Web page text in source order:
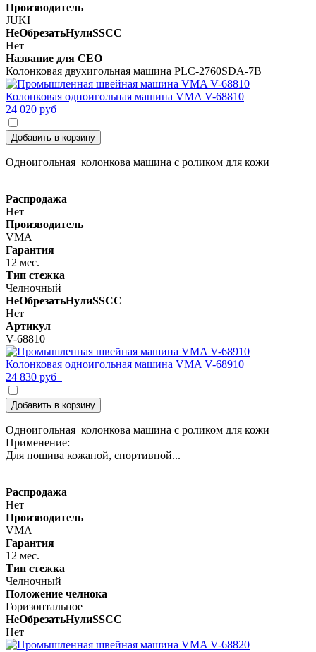
Производитель
JUKI
НеОбрезатьНулиSSCC
Нет
Название для СЕО
Колонковая двухигольная машина PLC-2760SDA-7B
Колонковая одноигольная машина VMA V-68810
24 020 руб
Добавить в корзину
Одноигольная колонкова машина с роликом для кожи
Распродажа
Нет
Производитель
VMA
Гарантия
12 мес.
Тип стежка
Челночный
НеОбрезатьНулиSSCC
Нет
Артикул
V-68810
Колонковая одноигольная машина VMA V-68910
24 830 руб
Добавить в корзину
Одноигольная колонкова машина с роликом для кожи
Применение:
Для пошива кожаной, спортивной...
Распродажа
Нет
Производитель
VMA
Гарантия
12 мес.
Тип стежка
Челночный
Положение челнока
Горизонтальное
НеОбрезатьНулиSSCC
Нет